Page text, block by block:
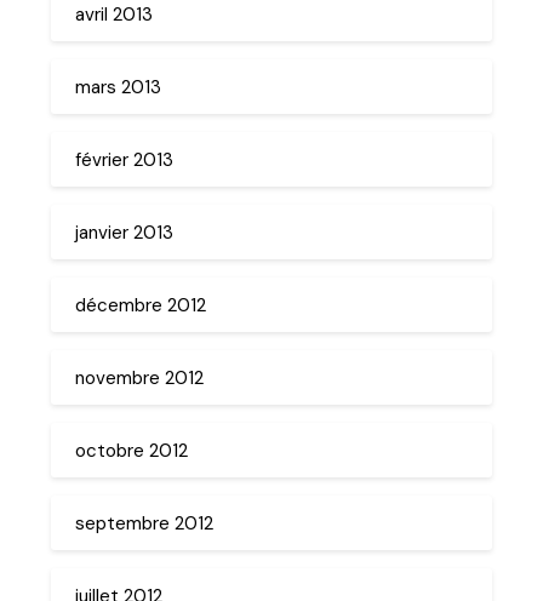
avril 2013
mars 2013
février 2013
janvier 2013
décembre 2012
novembre 2012
octobre 2012
septembre 2012
juillet 2012